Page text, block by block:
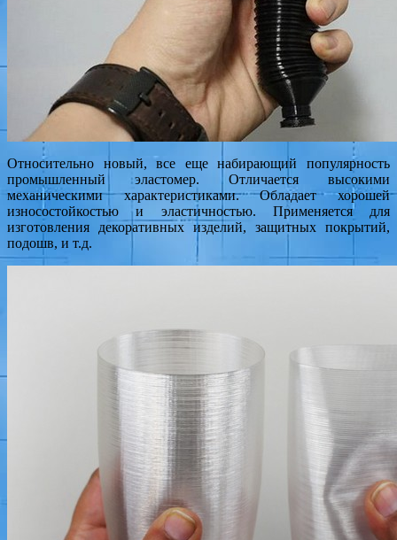
Относительно новый, все еще набирающий популярность
промышленный эластомер. Отличается высокими
механическими характеристиками. Обладает хорошей
износостойкостью и эластичностью. Применяется для
изготовления декоративных изделий, защитных покрытий,
подошв, и т.д.